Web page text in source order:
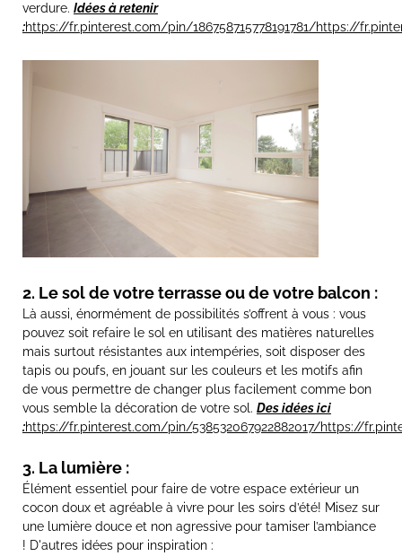
verdure. Idées à retenir
:https://fr.pinterest.com/pin/186758715778191781/https://
2. Le sol de votre terrasse ou de votre balcon :
Là aussi, énormément de possibilités s’offrent à vous : vous
pouvez soit refaire le sol en utilisant des matières naturelles
mais surtout résistantes aux intempéries, soit disposer des
tapis ou poufs, en jouant sur les couleurs et les motifs afin
de vous permettre de changer plus facilement comme bon
vous semble la décoration de votre sol. Des idées ici
:https://fr.pinterest.com/pin/538532067922882017/https://
3. La lumière :
Élément essentiel pour faire de votre espace extérieur un
cocon doux et agréable à vivre pour les soirs d’été! Misez sur
une lumière douce et non agressive pour tamiser l’ambiance
! D'autres idées pour inspiration :